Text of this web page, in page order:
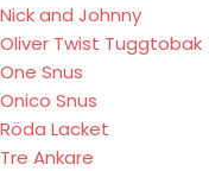
Nick and Johnny
Oliver Twist Tuggtobak
One Snus
Onico Snus
Röda Lacket
Tre Ankare